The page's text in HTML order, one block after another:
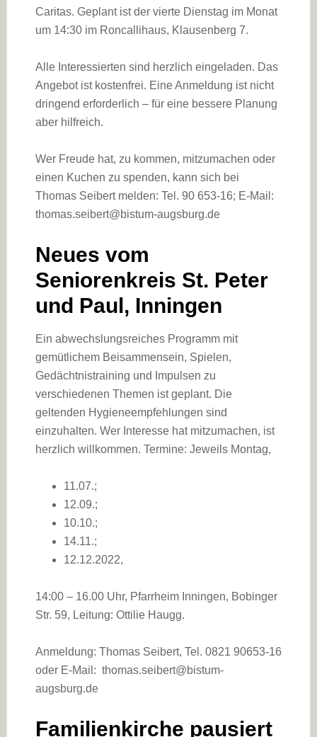
Caritas. Geplant ist der vierte Dienstag im Monat
um 14:30 im Roncallihaus, Klausenberg 7.
Alle Interessierten sind herzlich eingeladen. Das
Angebot ist kostenfrei. Eine Anmeldung ist nicht
dringend erforderlich – für eine bessere Planung
aber hilfreich.
Wer Freude hat, zu kommen, mitzumachen oder
einen Kuchen zu spenden, kann sich bei
Thomas Seibert melden: Tel. 90 653-16; E-Mail:
thomas.seibert@bistum-augsburg.de
Neues vom
Seniorenkreis St. Peter
und Paul, Inningen
Ein abwechslungsreiches Programm mit
gemütlichem Beisammensein, Spielen,
Gedächtnistraining und Impulsen zu
verschiedenen Themen ist geplant. Die
geltenden Hygieneempfehlungen sind
einzuhalten. Wer Interesse hat mitzumachen, ist
herzlich willkommen. Termine: Jeweils Montag,
11.07.;
12.09.;
10.10.;
14.11.;
12.12.2022,
14:00 – 16.00 Uhr, Pfarrheim Inningen, Bobinger
Str. 59, Leitung: Ottilie Haugg.
Anmeldung: Thomas Seibert, Tel. 0821 90653-16
oder E-Mail: thomas.seibert@bistum-
augsburg.de
Familienkirche pausiert